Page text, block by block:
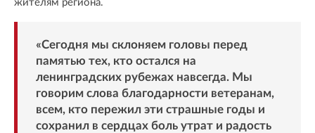
жителям региона.
«Сегодня мы склоняем головы перед
памятью тех, кто остался на
ленинградских рубежах навсегда. Мы
говорим слова благодарности ветеранам,
всем, кто пережил эти страшные годы и
сохранил в сердцах боль утрат и радость